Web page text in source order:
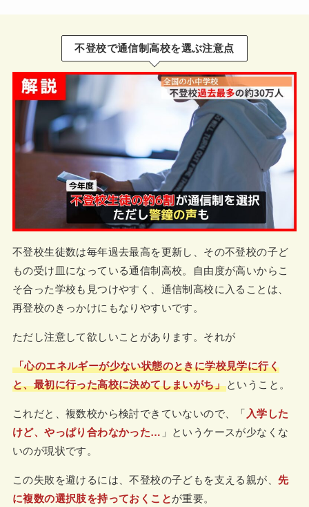
不登校で通信制高校を選ぶ注意点
不登校生徒数は毎年過去最高を更新し、その不登校の子ど
もの受け皿になっている通信制高校。自由度が高いからこ
そ合った学校も見つけやすく、通信制高校に入ることは、
再登校のきっかけにもなりやすいです。
ただし注意して欲しいことがあります。それが
「心のエネルギーが少ない状態のときに学校見学に行く
と、最初に行った高校に決めてしまいがち」ということ。
これだと、複数校から検討できていないので、「 入学した
けど、やっぱり合わなかった… 」というケースが少なくな
いのが現状です。
この失敗を避けるには、不登校の子どもを支える親が、 先
に複数の選択肢を持っておくことが重要。